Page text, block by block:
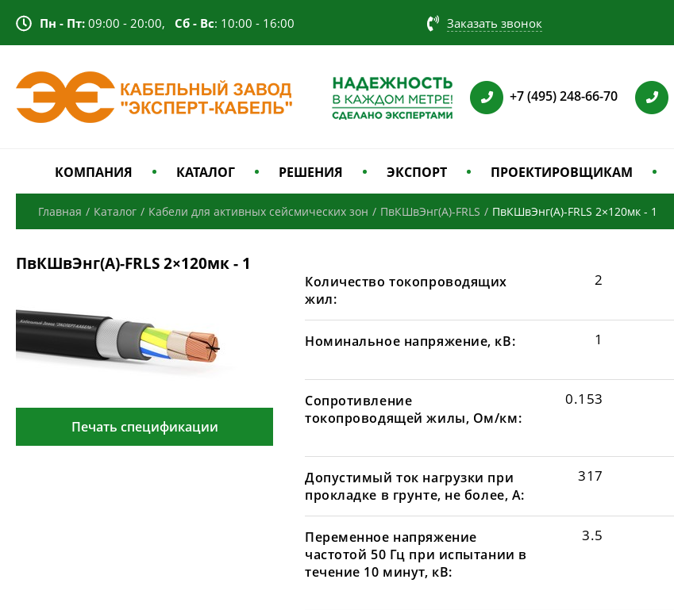
Пн - Пт: 09:00 - 20:00, Сб - Вс: 10:00 - 16:00 Заказать звонок
+7 (495) 248-66-70
КОМПАНИЯ КАТАЛОГ РЕШЕНИЯ ЭКСПОРТ ПРОЕКТИРОВЩИКАМ
Главная / Каталог / Кабели для активных сейсмических зон / ПвКШвЭнг(А)-FRLS / ПвКШвЭнг(А)-FRLS 2×120мк - 1
ПвКШвЭнг(А)-FRLS 2×120мк - 1
Печать спецификации
Количество токопроводящих
жил:
2
Номинальное напряжение, кВ: 1
Сопротивление
токопроводящей жилы, Ом/км:
0.153
Допустимый ток нагрузки при
прокладке в грунте, не более, А:
317
Переменное напряжение
частотой 50 Гц при испытании в
течение 10 минут, кВ:
3.5